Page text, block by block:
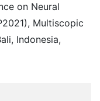
on Neural
Multiscopic
Indonesia,